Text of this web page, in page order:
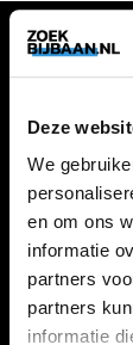
Deze
We
en om ons
informatie
partners
partners
informatie
FAQ
Kennis maken
VACATURES
Alle vacatures